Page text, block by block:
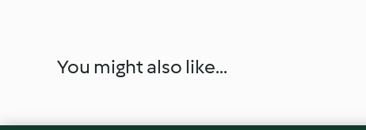
You might also like...